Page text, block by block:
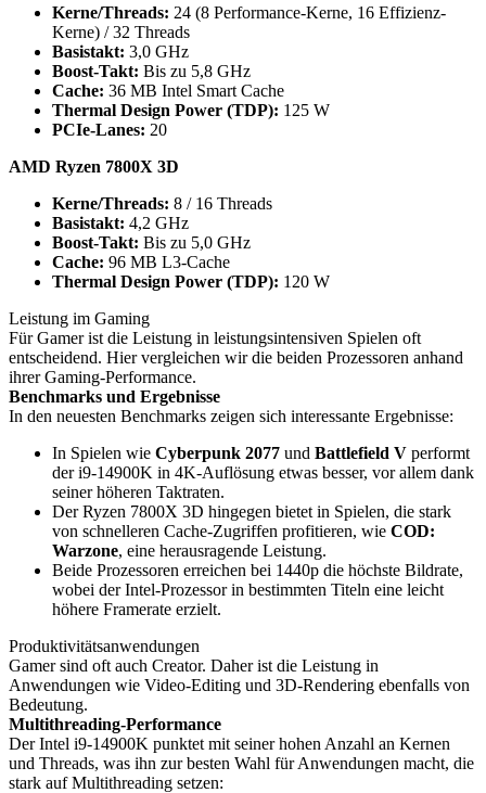
Kerne/Threads: 24 (8 Performance-Kerne, 16 Effizienz-
Kerne) / 32 Threads
Basistakt: 3,0 GHz
Boost-Takt: Bis zu 5,8 GHz
Cache: 36 MB Intel Smart Cache
Thermal Design Power (TDP): 125 W
PCIe-Lanes: 20
AMD Ryzen 7800X 3D
Kerne/Threads: 8 / 16 Threads
Basistakt: 4,2 GHz
Boost-Takt: Bis zu 5,0 GHz
Cache: 96 MB L3-Cache
Thermal Design Power (TDP): 120 W
Leistung im Gaming
Für Gamer ist die Leistung in leistungsintensiven Spielen oft
entscheidend. Hier vergleichen wir die beiden Prozessoren anhand
ihrer Gaming-Performance.
Benchmarks und Ergebnisse
In den neuesten Benchmarks zeigen sich interessante Ergebnisse:
In Spielen wie Cyberpunk 2077 und Battlefield V performt
der i9-14900K in 4K-Auflösung etwas besser, vor allem dank
seiner höheren Taktraten.
Der Ryzen 7800X 3D hingegen bietet in Spielen, die stark
von schnelleren Cache-Zugriffen profitieren, wie COD:
Warzone, eine herausragende Leistung.
Beide Prozessoren erreichen bei 1440p die höchste Bildrate,
wobei der Intel-Prozessor in bestimmten Titeln eine leicht
höhere Framerate erzielt.
Produktivitätsanwendungen
Gamer sind oft auch Creator. Daher ist die Leistung in
Anwendungen wie Video-Editing und 3D-Rendering ebenfalls von
Bedeutung.
Multithreading-Performance
Der Intel i9-14900K punktet mit seiner hohen Anzahl an Kernen
und Threads, was ihn zur besten Wahl für Anwendungen macht, die
stark auf Multithreading setzen: